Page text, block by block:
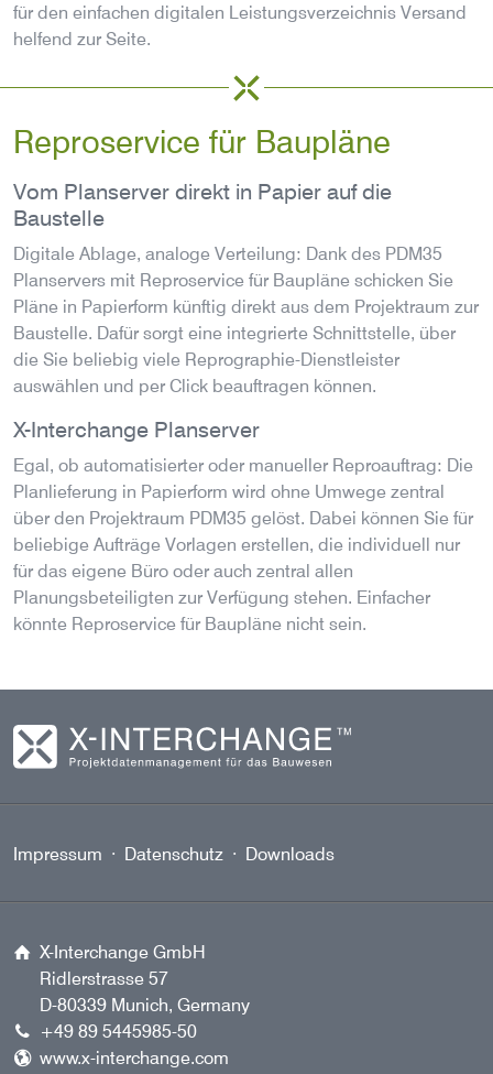
für den einfachen digitalen Leistungsverzeichnis Versand
helfend zur Seite.
Reproservice für Baupläne
Vom Planserver direkt in Papier auf die
Baustelle
Digitale Ablage, analoge Verteilung: Dank des PDM35
Planservers mit Reproservice für Baupläne schicken Sie
Pläne in Papierform künftig direkt aus dem Projektraum zur
Baustelle. Dafür sorgt eine integrierte Schnittstelle, über
die Sie beliebig viele Reprographie-Dienstleister
auswählen und per Click beauftragen können.
X-Interchange Planserver
Egal, ob automatisierter oder manueller Reproauftrag: Die
Planlieferung in Papierform wird ohne Umwege zentral
über den Projektraum PDM35 gelöst. Dabei können Sie für
beliebige Aufträge Vorlagen erstellen, die individuell nur
für das eigene Büro oder auch zentral allen
Planungsbeteiligten zur Verfügung stehen. Einfacher
könnte Reproservice für Baupläne nicht sein.
X-Interchange GmbH
Impressum · Datenschutz · Downloads
X-Interchange GmbH
Ridlerstrasse 57
D-80339 Munich, Germany
+49 89 5445985-50
www.x-interchange.com